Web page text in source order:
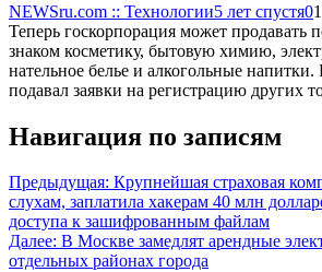
NEWSru.com :: Технологии5 лет спустя0
Теперь госкорпорация может продавать
знаком косметику, бытовую химию,
нательное белье и алкогольные
подавал заявки на регистрацию других
Навигация по записям
Предыдущая: Крупнейшая страховая
слухам, заплатила хакерам 40 млн
доступа к зашифрованным файлам
Далее: В Москве замедлят арендные
отдельных районах города